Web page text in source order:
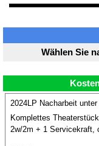
Wählen Sie
2024LP Nacharbeit
Komplettes
2w/2m + 1 Servicekraft,